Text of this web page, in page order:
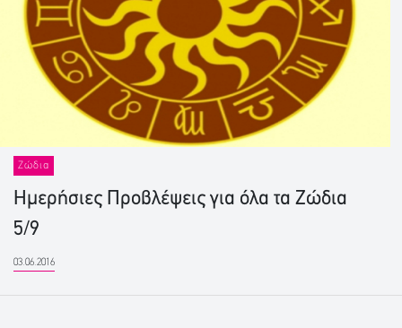
Ζώδια
Ημερήσιες Προβλέψεις για όλα τα Ζώδια
5/9
03.06.2016